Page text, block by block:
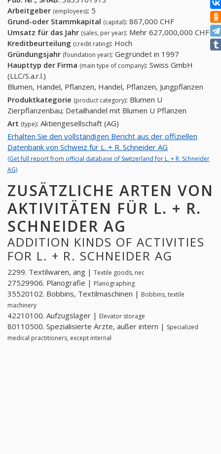
Arbeitgeber (employees): 5
Grund-oder Stammkapital (capital): 867,000 CHF
Umsatz für das Jahr (sales, per year): Mehr 627,000,000 CHF
Kreditbeurteilung (credit rating): Hoch
Gründungsjahr (foundation year): Gegründet in 1997
Haupttyp der Firma (main type of company): Swiss GmbH
(LLC/S.a.r.l.)
Blumen, Handel, Pflanzen, Handel, Pflanzen, Jungpflanzen
Produktkategorie (product category): Blumen U
Zierpflanzenbau; Detailhandel mit Blumen U Pflanzen
Art (type): Aktiengesellschaft (AG)
Erhalten Sie den vollständigen Bericht aus der offiziellen
Datenbank von Schweiz für L. + R. Schneider AG
(Get full report from official database of Switzerland for L. + R. Schneider
AG)
ZUSÄTZLICHE ARTEN VON
AKTIVITÄTEN FÜR L. + R.
SCHNEIDER AG
ADDITION KINDS OF ACTIVITIES
FOR L. + R. SCHNEIDER AG
2299. Textilwaren, ang | Textile goods, nec
27529906. Planografie | Planographing
35520102. Bobbins, Textilmaschinen | Bobbins, textile
machinery
42210100. Aufzugslager | Elevator storage
80110500. Spezialisierte Ärzte, außer intern | Specialized
medical practitioners, except internal